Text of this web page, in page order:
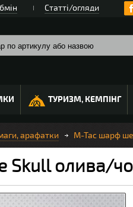
Статті/огляди
ТУРИЗМ, КЕМПІНГ
арафатки M-Tac шарф
Skull олива/